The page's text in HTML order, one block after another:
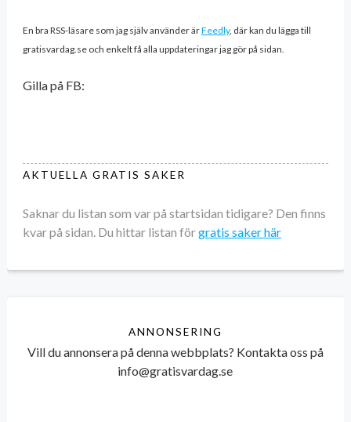
En bra RSS-läsare som jag själv använder ärFeedly, där kan du lägga till
gratisvardag.se och enkelt få alla uppdateringar jag gör på sidan.
Gilla på FB:
AKTUELLA GRATIS SAKER
Saknar du listan som var på startsidan tidigare? Den finns
kvar på sidan. Du hittar listan förgratis saker här
ANNONSERING
Vill du annonsera på denna webbplats? Kontakta oss på
info@gratisvardag.se